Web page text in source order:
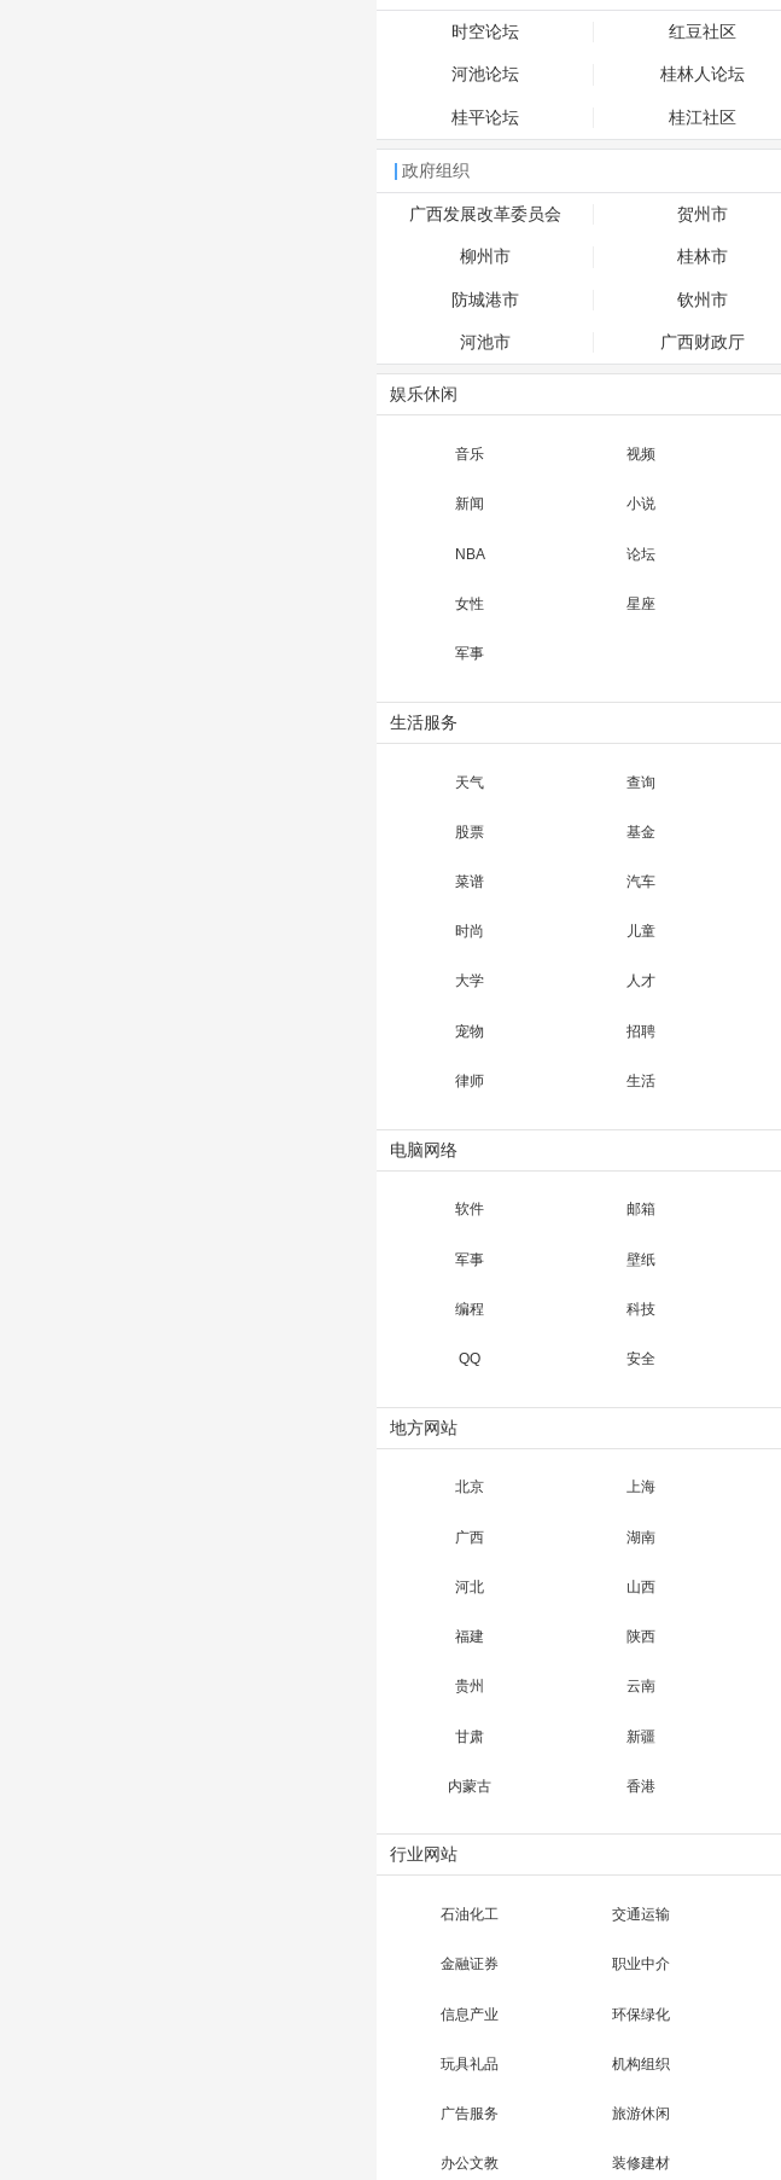
时空论坛 红豆社区
河池论坛 桂林人论坛
桂平论坛 桂江社区
政府组织
广西发展改革委员会 贺州市
柳州市 桂林市
防城港市 钦州市
河池市 广西财政厅
娱乐休闲
音乐 视频
新闻 小说
NBA 论坛
女性 星座
军事
生活服务
天气 查询
股票 基金
菜谱 汽车
时尚 儿童
大学 人才
宠物 招聘
律师 生活
电脑网络
软件 邮箱
军事 壁纸
编程 科技
QQ 安全
地方网站
北京 上海
广西 湖南
河北 山西
福建 陕西
贵州 云南
甘肃 新疆
内蒙古 香港
行业网站
石油化工 交通运输
金融证券 职业中介
信息产业 环保绿化
玩具礼品 机构组织
广告服务 旅游休闲
办公文教 装修建材